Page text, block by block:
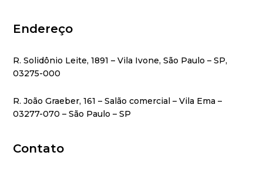
Endereço
R. Solidônio Leite, 1891 – Vila Ivone, São Paulo – SP,
03275-000
R. João Graeber, 161 – Salão comercial – Vila Ema –
03277-070 – São Paulo – SP
Contato